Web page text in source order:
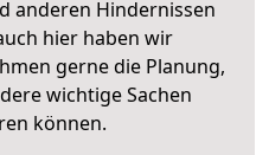
anderen Hindernissen
hier haben wir
gerne die Planung,
wichtige Sachen
können.